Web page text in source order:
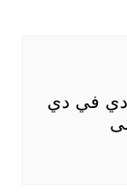
دي في دي